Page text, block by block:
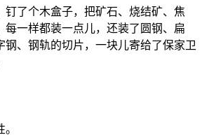
了个木盒子，把矿石、烧结矿、焦
每一样都装一点儿，还装了圆钢、扁
钢、钢轨的切片，一块儿寄给了保家卫